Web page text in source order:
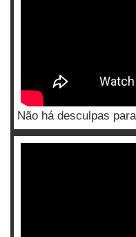
Não há desculpas